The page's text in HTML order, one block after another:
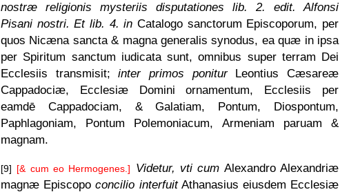
nostræ religionis mysteriis disputationes lib. 2. edit. Alfonsi
Pisani nostri. Et lib. 4. in Catalogo sanctorum Episcoporum, per
quos Nicæna sancta & magna generalis synodus, ea quæ in ipsa
per Spiritum sanctum iudicata sunt, omnibus super terram Dei
Ecclesiis transmisit;inter primos poniturLeontius Cæsareæ
Cappadociæ, Ecclesiæ Domini ornamentum, Ecclesiis per
eamdē Cappadociam, & Galatiam, Pontum, Diospontum,
Paphlagoniam, Pontum Polemoniacum, Armeniam paruam &
magnam.
[9] [& cum eo Hermogenes.] Videtur, vti cum Alexandro Alexandriæ
magnæ Episcopoconcilio interfuitAthanasius eiusdem Ecclesiæ